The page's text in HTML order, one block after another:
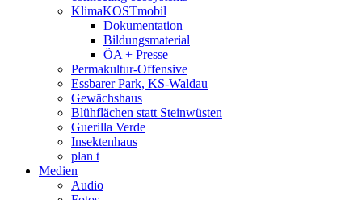
KlimaKOSTmobil
Dokumentation
Bildungsmaterial
ÖA + Presse
Permakultur-Offensive
Essbarer Park, KS-Waldau
Gewächshaus
Blühflächen statt Steinwüsten
Guerilla Verde
Insektenhaus
plan t
Medien
Audio